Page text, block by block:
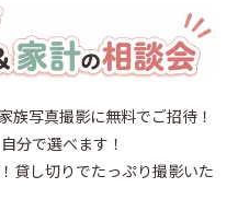
族写真撮影に無料でご招待！
分で選べます！
貸し切りでたっぷり撮影いた